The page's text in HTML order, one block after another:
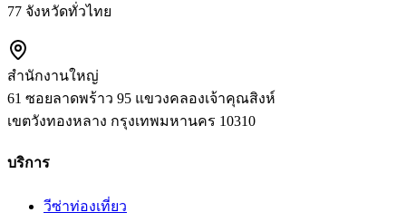
77 จังหวัดทั่วไทย
สำนักงานใหญ่
61 ซอยลาดพร้าว 95 แขวงคลองเจ้าคุณสิงห์
เขตวังทองหลาง กรุงเทพมหานคร 10310
บริการ
วีซ่าท่องเที่ยว